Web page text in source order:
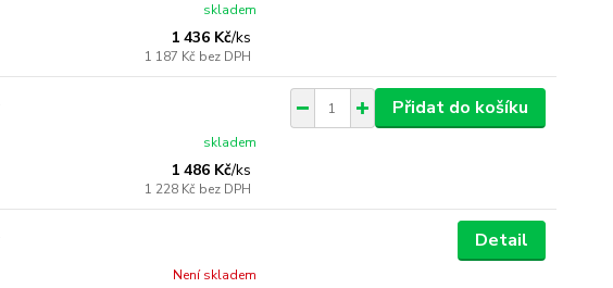
1 436 Kč/ks
1 187 Kč bez DPH
skladem
1 486 Kč/ks
1 228 Kč bez DPH
skladem
Přidat do košíku
Není skladem
Detail